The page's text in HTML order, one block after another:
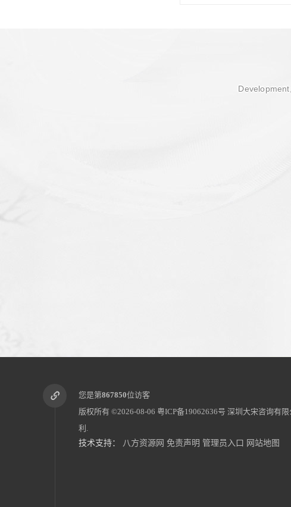
您是第867850位访客
版权所有 ©2026-08-06 粤ICP备19062636号 深圳大宋咨询有限
利.
技术支持： 八方资源网 免责声明 管理员入口 网站地图